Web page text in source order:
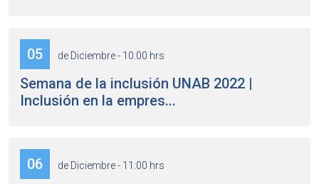
05 de Diciembre - 10:00 hrs
Semana de la inclusión UNAB 2022 |
Inclusión en la empres...
06 de Diciembre - 11:00 hrs